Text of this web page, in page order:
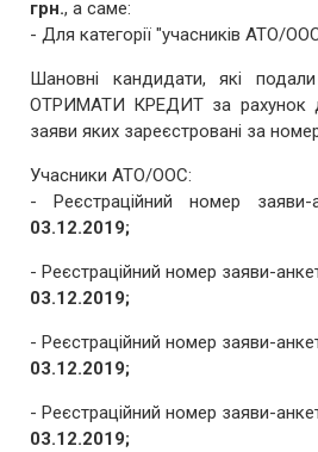
грн., а саме:
- Для категорії "учасників АТО/
Шановні кандидати, які
ОТРИМАТИ КРЕДИТ за рахунок
заяви яких зареєстровані за
Учасники АТО/ООС:
- Реєстраційний номер
03.12.2019;
- Реєстраційний номер заяви-
03.12.2019;
- Реєстраційний номер заяви-
03.12.2019;
- Реєстраційний номер заяви-
03.12.2019;